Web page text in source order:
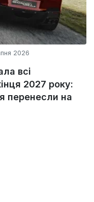
2026
всі
2027 року:
перенесли на